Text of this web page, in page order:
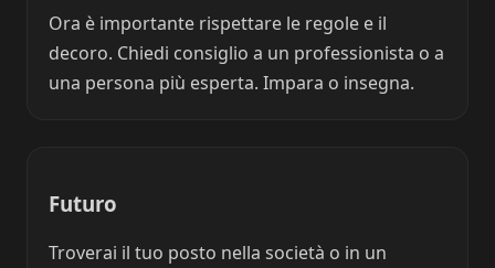
Ora è importante rispettare le regole e il
decoro. Chiedi consiglio a un professionista o a
una persona più esperta. Impara o insegna.
Futuro
Troverai il tuo posto nella società o in un